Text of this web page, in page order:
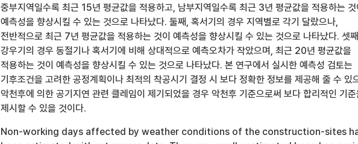
중부지역일수록 최근 15년 평균값을 적용하고, 남부지역일수록 최근 3년 평균값을 적용하는 것
예측성을 향상시킬 수 있는 것으로 나타났다. 둘째, 혹서기의 경우 지역별로 각기 달랐으나,
전반적으로 최근 7년 평균값을 적용하는 것이 예측성을 향상시킬 수 있는 것으로 나타났다. 셋
강우기의 경우 동절기나 혹서기에 비해 상대적으로 예측오차가 작았으며, 최근 20년 평균값을
적용하는 것이 예측성을 향상시킬 수 있는 것으로 나타났다. 본 연구에서 실시한 예측성 검토는
기후조건을 고려한 공정계획이나 최적의 착공시기 결정 시 보다 정확한 정보를 제공해 줄 수 있
악천후에 의한 공기지연 관련 클레임이 제기되었을 경우 악천후 기준으로써 보다 합리적인 기준
제시할 수 있을 것이다.
Non-working days affected by weather conditions of the construction-sites